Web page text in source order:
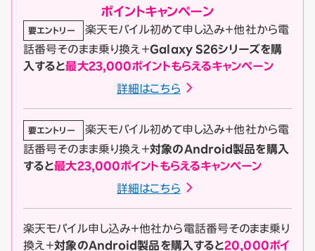
ポイントキャンペーン
要エントリー
楽天モバイル初めて申し込み＋他社から電
話番号そのまま乗り換え＋Galaxy S26シリーズを購
入すると最大23,000ポイントもらえるキャンペーン
詳細はこちら
要エントリー
楽天モバイル初めて申し込み＋他社から電
話番号そのまま乗り換え＋対象のAndroid製品を購入
すると最大23,000ポイントもらえるキャンペーン
詳細はこちら
楽天モバイル申し込み＋他社から電話番号そのまま乗り
換え＋対象のAndroid製品を購入すると20,000ポイ